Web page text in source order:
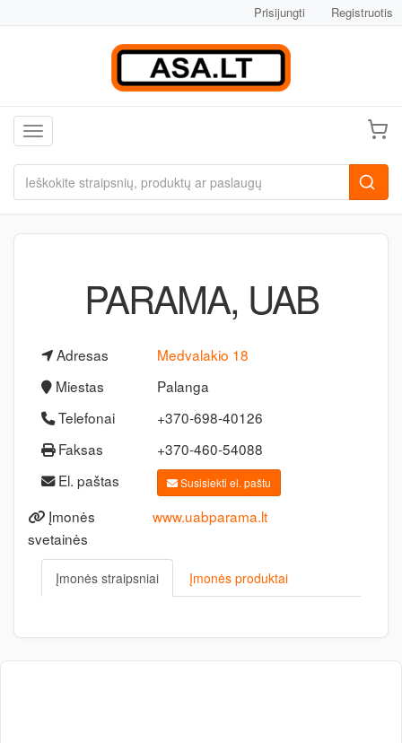
Prisijungti Registruotis
Toggle navigation
PARAMA, UAB
Adresas
Medvalakio 18
Miestas
Palanga
Telefonai
+370-698-40126
Faksas
+370-460-54088
El. paštas
Susisiekti el. paštu
Įmonės
svetainės
www.uabparama.lt
Įmonės straipsniai Įmonės produktai